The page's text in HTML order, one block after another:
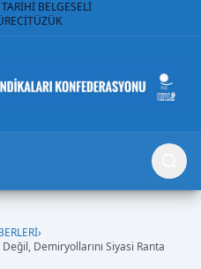
TARİHİ BELGESELİ
TÜZÜK
›
Demiryollarını Siyasi Ranta